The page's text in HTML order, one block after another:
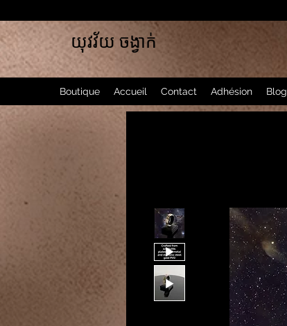
Boutique Accueil Contact Adhésion Blog
យុវវ័យ ចង្វាក់